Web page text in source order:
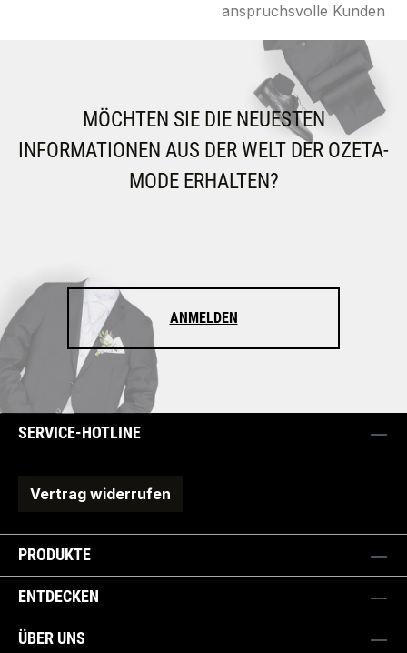
anspruchsvolle Kunden
MÖCHTEN SIE DIE NEUESTEN
INFORMATIONEN AUS DER WELT DER OZETA-
MODE ERHALTEN?
ANMELDEN
SERVICE-HOTLINE
Vertrag widerrufen
PRODUKTE
ENTDECKEN
ÜBER UNS